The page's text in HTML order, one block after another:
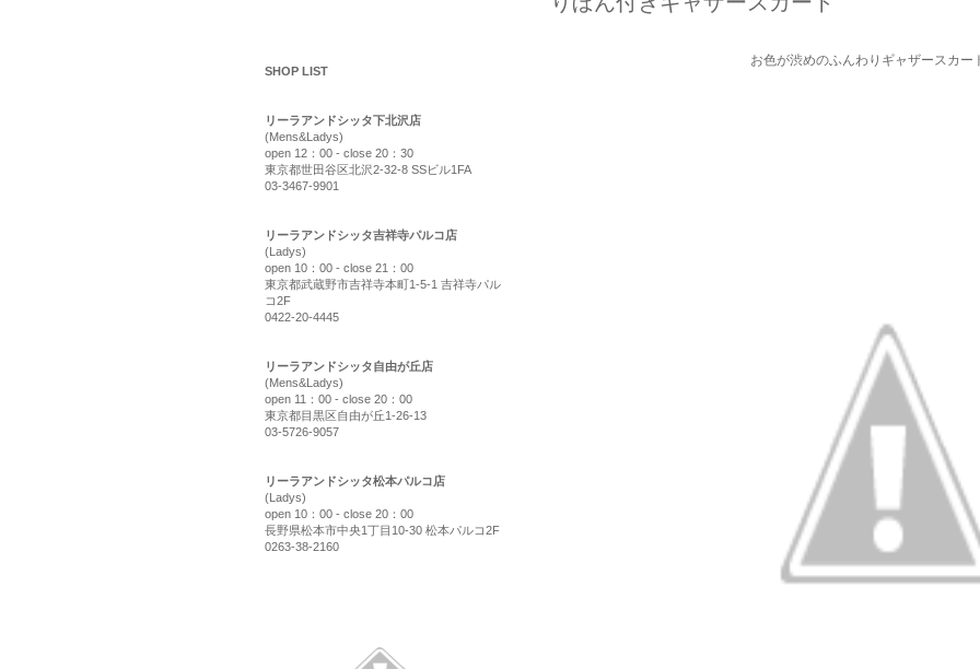
お色が渋めのふんわりギャザースカー
SHOP LIST
リーラアンドシッタ下北沢店
(Mens&Ladys)
open 12：00 - close 20：30
東京都世田谷区北沢2-32-8 SSビル1FA
03-3467-9901
リーラアンドシッタ吉祥寺パルコ店
(Ladys)
open 10：00 - close 21：00
東京都武蔵野市吉祥寺本町1-5-1 吉祥寺パル
コ2F
0422-20-4445
リーラアンドシッタ自由が丘店
(Mens&Ladys)
open 11：00 - close 20：00
東京都目黒区自由が丘1-26-13
03-5726-9057
リーラアンドシッタ松本パルコ店
(Ladys)
open 10：00 - close 20：00
長野県松本市中央1丁目10-30 松本パルコ2F
0263-38-2160